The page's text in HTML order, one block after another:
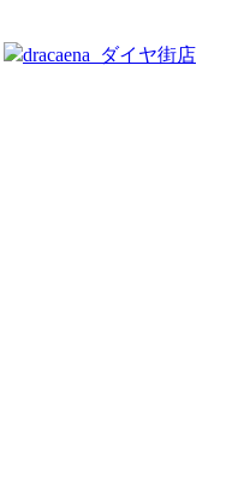
dracaena_ダイヤ街店